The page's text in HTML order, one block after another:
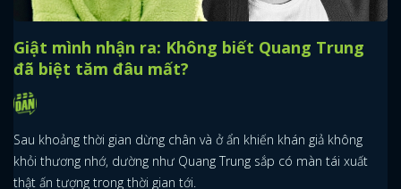
Giật mình nhận ra: Không biết Quang Trung
đã biệt tăm đâu mất?
Sau khoảng thời gian dừng chân và ở ẩn khiến khán giả không
khỏi thương nhớ, dường như Quang Trung sắp có màn tái xuất
thật ấn tượng trong thời gian tới.